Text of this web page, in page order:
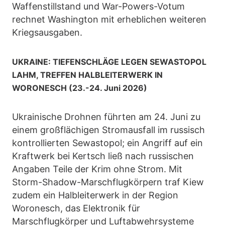
Waffenstillstand und War-Powers-Votum
rechnet Washington mit erheblichen weiteren
Kriegsausgaben.
UKRAINE: TIEFENSCHLÄGE LEGEN SEWASTOPOL
LAHM, TREFFEN HALBLEITERWERK IN
WORONESCH (23.-24. Juni 2026)
Ukrainische Drohnen führten am 24. Juni zu
einem großflächigen Stromausfall im russisch
kontrollierten Sewastopol; ein Angriff auf ein
Kraftwerk bei Kertsch ließ nach russischen
Angaben Teile der Krim ohne Strom. Mit
Storm-Shadow-Marschflugkörpern traf Kiew
zudem ein Halbleiterwerk in der Region
Woronesch, das Elektronik für
Marschflugkörper und Luftabwehrsysteme